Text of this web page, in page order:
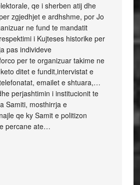
qe i sherben atij dhe
zgjedhjet e ardhshme, por Jo
ne fund te mandatit
i Kujteses historike per
pas individeve
per te organizuar takime ne
ditet e fundit,intervistat e
emailet e shtuara,…
perjashtimin i institucionit te
Samiti, mosthirrja e
qe ky Samit e politizon
percane ate…